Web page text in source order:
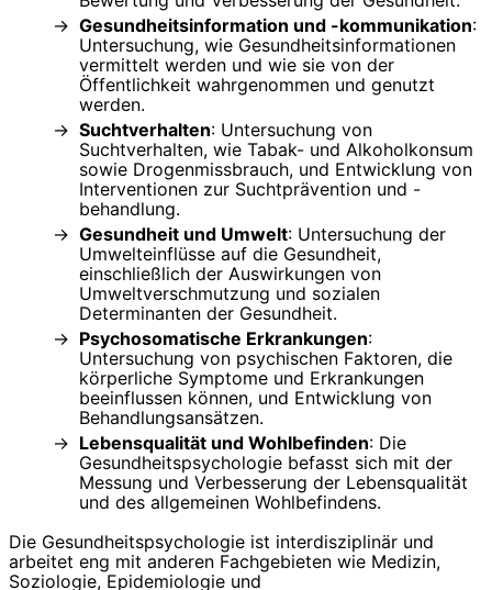
Gesundheitsinformation und -kommunikation:
Untersuchung, wie Gesundheitsinformationen
vermittelt werden und wie sie von der
Öffentlichkeit wahrgenommen und genutzt
werden.
Suchtverhalten: Untersuchung von
Suchtverhalten, wie Tabak- und Alkoholkonsum
sowie Drogenmissbrauch, und Entwicklung von
Interventionen zur Suchtprävention und -
behandlung.
Gesundheit und Umwelt: Untersuchung der
Umwelteinflüsse auf die Gesundheit,
einschließlich der Auswirkungen von
Umweltverschmutzung und sozialen
Determinanten der Gesundheit.
Psychosomatische Erkrankungen:
Untersuchung von psychischen Faktoren, die
körperliche Symptome und Erkrankungen
beeinflussen können, und Entwicklung von
Behandlungsansätzen.
Lebensqualität und Wohlbefinden: Die
Gesundheitspsychologie befasst sich mit der
Messung und Verbesserung der Lebensqualität
und des allgemeinen Wohlbefindens.
Die Gesundheitspsychologie ist interdisziplinär und
arbeitet eng mit anderen Fachgebieten wie Medizin,
Soziologie, Epidemiologie und